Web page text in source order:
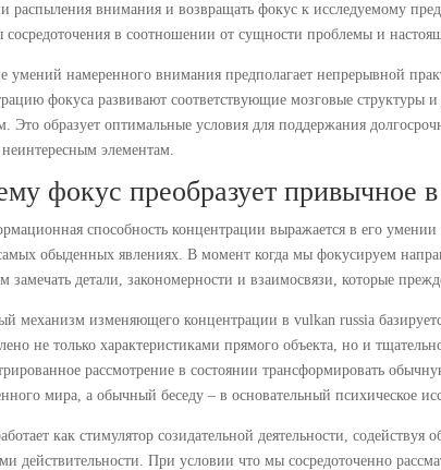
распыления внимания и возвращать фокус к исследуемому
сосредоточения в соотношении от сущности проблемы и
умений намеренного внимания предполагает непрерывной
фокуса развивают соответствующие мозговые
Это образует оптимальные условия для поддержания
неинтересным элементам.
фокус преобразует привычное
способность концентрации выражается в его
обыденных явлениях. В момент когда мы фокусируем
замечать детали, закономерности и взаимосвязи, которые
механизм изменяющего концентрации в vulkan russia
не только характеристиками прямого объекта, но и
рассмотрение в состоянии трансформировать
мира, а обычный беседу – в основательный психическое
как стимулятор созидательной деятельности,
действительности. При условии что мы сосредоточенно